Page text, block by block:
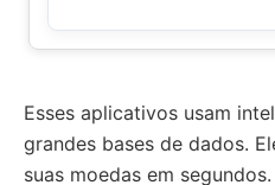
Esses aplicativos usam
grandes bases de dados.
suas moedas em